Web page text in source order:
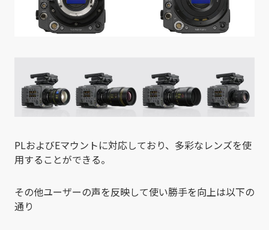
PLおよびEマウントに対応しており、多彩なレンズを使
用することができる。
その他ユーザーの声を反映して使い勝手を向上は以下の
通り